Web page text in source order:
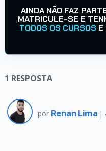
AINDA NÃO FAZ
MATRICULE-SE E
TODOS OS CURSOS E
1 RESPOSTA
por Renan Lima |